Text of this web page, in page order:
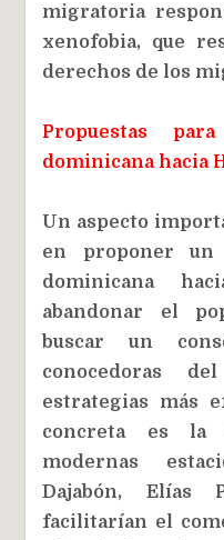
migratoria
xenofobia, que
derechos de los
Propuestas
dominicana hacia
Un aspecto
en proponer
dominicana
abandonar el
buscar un
conocedoras
estrategias más
concreta es la
modernas
Dajabón, Elías
facilitarían el